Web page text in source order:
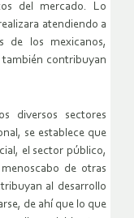
del mercado. Lo
atendiendo a
de los mexicanos,
contribuyan
diversos sectores
se establece que
el sector público,
de otras
al desarrollo
de ahí que lo que